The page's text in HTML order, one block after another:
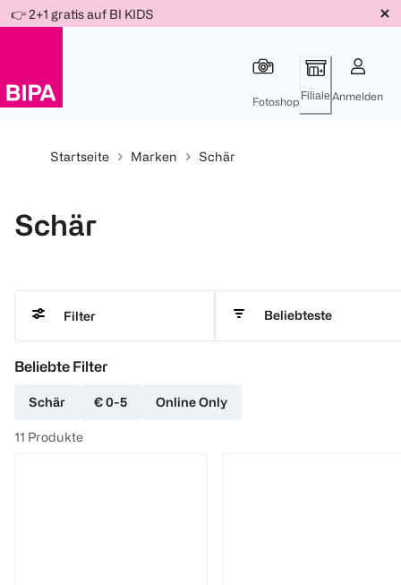
Für
Für
Für
Weiter
zum
👉 2+1 gratis auf BI KIDS
Fotoshop Filiale Anmelden
Startseite Marken Schär
Schär
Filter Beliebteste
Beliebte Filter
Schär € 0-5 Online Only
11 Produkte